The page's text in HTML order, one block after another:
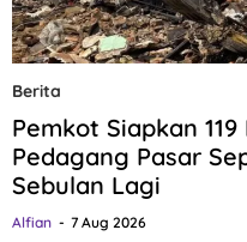
Berita
Pemkot Siapkan
Pedagang Pasar
Sebulan Lagi
Alfian 7 Aug 2026